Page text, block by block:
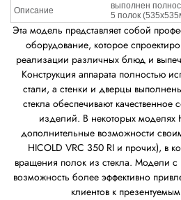
Описание
выполнен
5 полок
Эта модель представляет собой
оборудование, которое
реализации различных блюд и
Конструкция аппарата полностью
стали, а стенки и дверцы
стекла обеспечивают качественное
изделий. В некоторых моделях
дополнительные возможности
HICOLD VRC 350 RI и прочих), в
вращения полок из стекла. Модели
возможность более эффективно
клиентов к